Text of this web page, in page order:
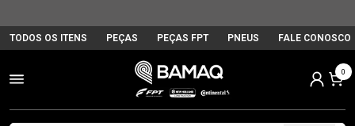
TODOS OS ITENS PEÇAS PEÇAS FPT PNEUS FALE CONOSCO
0